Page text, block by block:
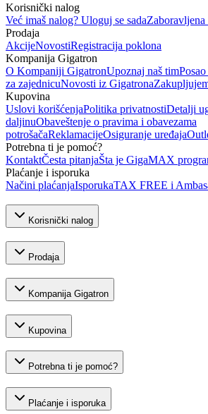
Korisnički nalog
Već imaš nalog? Uloguj se sada
Prodaja
AkcijeNovostiRegistracija poklona
Kompanija Gigatron
O Kompaniji GigatronUpoznaj naš tim
za zajednicuNovosti iz Gigatrona
Kupovina
Uslovi korišćenjaPolitika privatnostiDetalji
daljinuObaveštenje o pravima i obavezama
potrošačaReklamacijeOsiguranje uređaja
Potrebna ti je pomoć?
KontaktČesta pitanjaŠta je GigaMAX
Plaćanje i isporuka
Načini plaćanjaIsporukaTAX FREE i
Korisnički nalog
Prodaja
Kompanija Gigatron
Kupovina
Potrebna ti je pomoć?
Plaćanje i isporuka